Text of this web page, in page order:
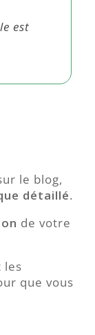
est
le blog,
détaillé.
de votre
les
que vous